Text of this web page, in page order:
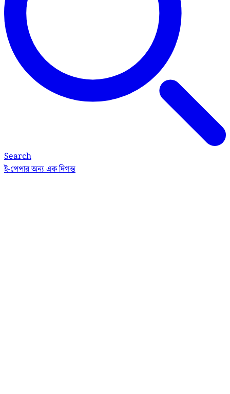
Search
ই-পেপারঅন্য এক দিগন্ত